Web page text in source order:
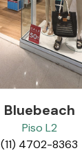
Bluebeach
Piso L2
(11) 4702-8363